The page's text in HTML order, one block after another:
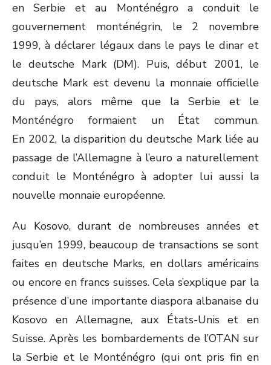
en Serbie et au Monténégro a conduit le
gouvernement monténégrin, le 2 novembre
1999, à déclarer légaux dans le pays le dinar et
le deutsche Mark (DM). Puis, début 2001, le
deutsche Mark est devenu la monnaie officielle
du pays, alors même que la Serbie et le
Monténégro formaient un État commun.
En 2002, la disparition du deutsche Mark liée au
passage de l’Allemagne à l’euro a naturellement
conduit le Monténégro à adopter lui aussi la
nouvelle monnaie européenne.
Au Kosovo, durant de nombreuses années et
jusqu’en 1999, beaucoup de transactions se sont
faites en deutsche Marks, en dollars américains
ou encore en francs suisses. Cela s’explique par la
présence d’une importante diaspora albanaise du
Kosovo en Allemagne, aux États-Unis et en
Suisse. Après les bombardements de l’OTAN sur
la Serbie et le Monténégro (qui ont pris fin en